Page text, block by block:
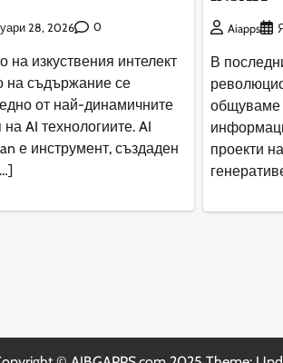
28, 2026 0
на изкуствения интелект
на съдържание се
от най-динамичните
AI технологиите. AI
е инструмент, създаден
Aiapps
В
общуваме
проекти